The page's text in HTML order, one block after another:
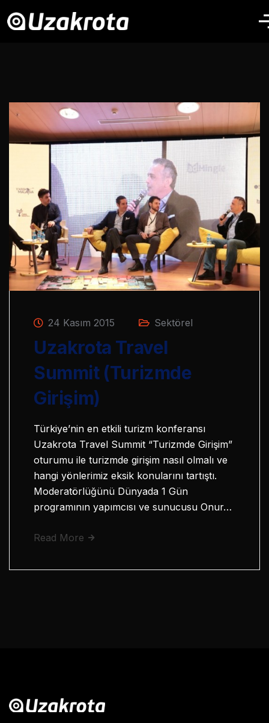
24 Kasım 2015 Sektörel
Uzakrota Travel
Summit (Turizmde
Girişim)
Türkiye’nin en etkili turizm konferansı
Uzakrota Travel Summit “Turizmde Girişim”
oturumu ile turizmde girişim nasıl olmalı ve
hangi yönlerimiz eksik konularını tartıştı.
Moderatörlüğünü Dünyada 1 Gün
programının yapımcısı ve sunucusu Onur…
Read More